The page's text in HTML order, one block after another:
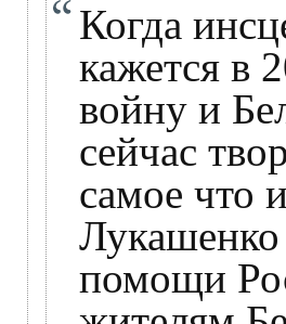
Когда
кажется в
войну и
сейчас
самое что
Лукашенко
помощи